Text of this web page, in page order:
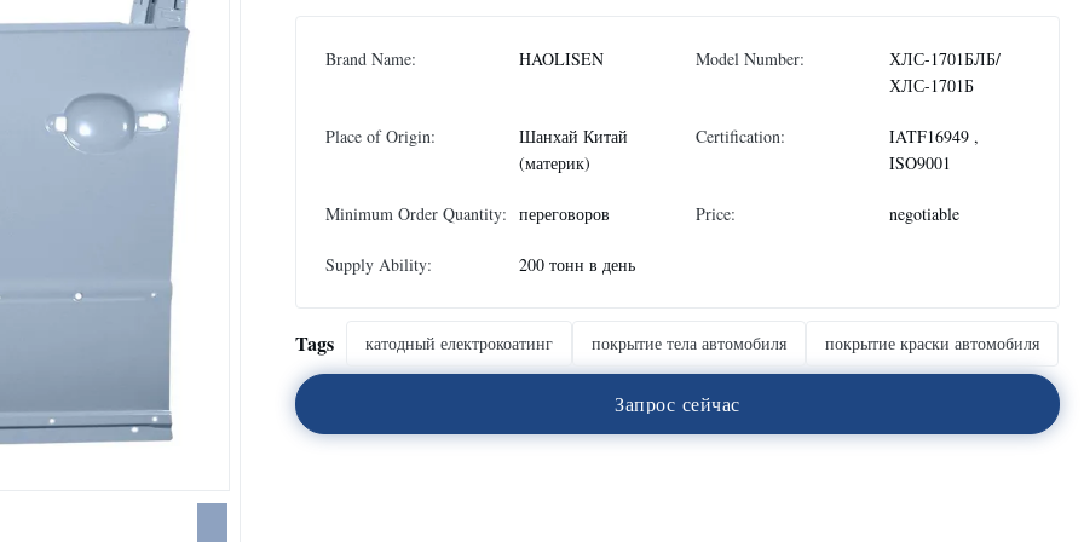
Brand Name: HAOLISEN Model Number:
ХЛС-1701БЛБ/
ХЛС-1701Б
Place of Origin:
Шанхай Китай
(материк)
Certification:
IATF16949 ,
ISO9001
Minimum Order Quantity: переговоров Price: negotiable
Supply Ability: 200 тонн в день
Tags катодный електрокоатинг покрытие тела автомобиля покрытие краски автомобиля
Запрос сейчас